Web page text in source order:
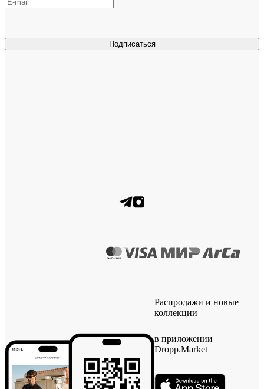
Подписаться
Распродажи и новые
коллекции
в приложении
Dropp.Market